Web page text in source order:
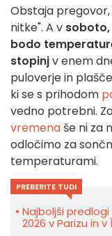
Obstaja pregovor,
nitke". A v
bodo
stopinjv enem
puloverje in
ki se s prihodom
vedno potrebni.
vremena še ni za
odločimo za
temperaturami.
PREBERITE TUDI
Najboljši
2026 v Parizu in